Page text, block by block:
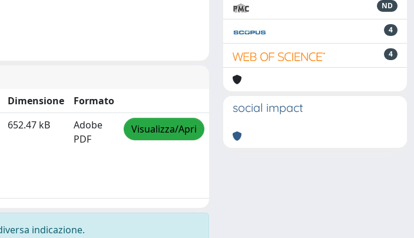
Dimensione
Formato
652.47 kB
Adobe
PDF
Visualizza/Apri
indicazione.
ND
4
4
social impact